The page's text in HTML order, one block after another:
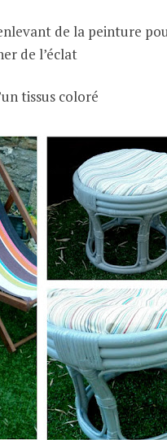
de la peinture
de l’éclat
tissus coloré